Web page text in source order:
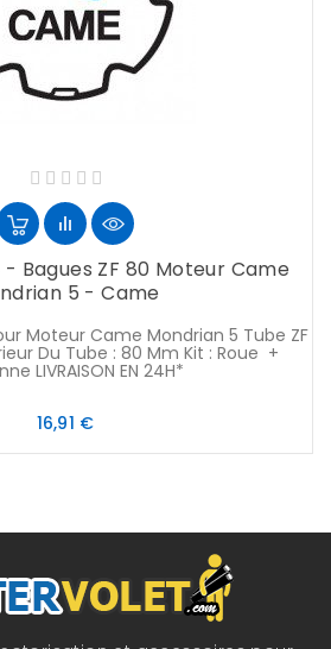
- Bagues ZF 80 Moteur Came
5 - Came
Moteur Came Mondrian 5 Tube ZF
Du Tube : 80 Mm Kit : Roue +
LIVRAISON EN 24H*
16,91 €Prix